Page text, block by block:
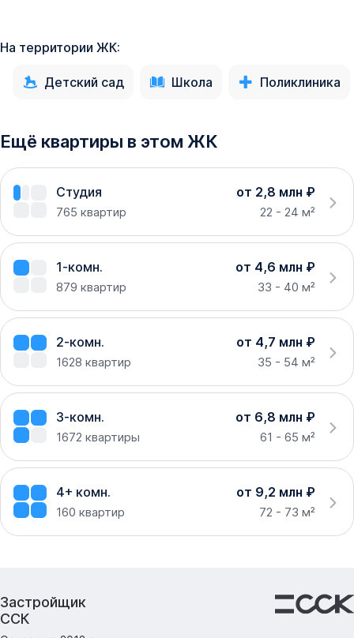
На территории ЖК:
Детский сад Школа Поликлиника
Ещё квартиры в этом ЖК
Студия от 2,8 млн ₽
765 квартир 22 - 24 м²
1-комн. от 4,6 млн ₽
879 квартир 33 - 40 м²
2-комн. от 4,7 млн ₽
1628 квартир 35 - 54 м²
3-комн. от 6,8 млн ₽
1672 квартиры 61 - 65 м²
4+ комн. от 9,2 млн ₽
160 квартир 72 - 73 м²
Застройщик
ССК